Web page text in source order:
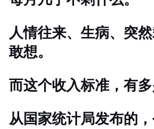
人情往来、生病、突
敢想。
而这个收入标准，有
从国家统计局发布的